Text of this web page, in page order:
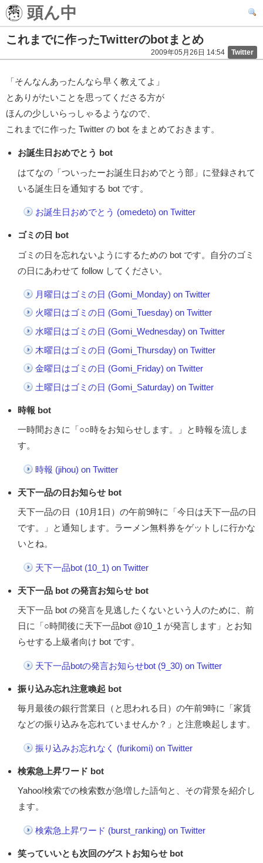
頭ん中
これまでに作ったTwitterのbotまとめ
2009年05月26日 14:54 Twitter
「そんなんあったんなら早く教えてよ」
とありがたいことを思ってくださる方が
ほんの少しいらっしゃるようなので、
これまでに作った Twitter の bot をまとめておきます。
お誕生日おめでとう bot
はてなの「ついったーお誕生日おめでとう部」に登録されて
いる誕生日を通知する bot です。
お誕生日おめでとう (omedeto) on Twitter
ゴミの日 bot
ゴミの日を忘れないようにするための bot です。自分のゴミ
の日にあわせて follow してください。
月曜日はゴミの日 (Gomi_Monday) on Twitter
火曜日はゴミの日 (Gomi_Tuesday) on Twitter
水曜日はゴミの日 (Gomi_Wednesday) on Twitter
木曜日はゴミの日 (Gomi_Thursday) on Twitter
金曜日はゴミの日 (Gomi_Friday) on Twitter
土曜日はゴミの日 (Gomi_Saturday) on Twitter
時報 bot
一時間おきに「○○時をお知らせします。」と時報を流しま
す。
時報 (jihou) on Twitter
天下一品の日お知らせ bot
天下一品の日（10月1日）の午前9時に「今日は天下一品の日
です。」と通知します。ラーメン無料券をゲットしに行かな
いとね。
天下一品bot (10_1) on Twitter
天下一品 bot の発言お知らせ bot
天下一品 bot の発言を見逃したくないという人のために、前
日に「○時間後に天下一品bot @10_1 が発言します」とお知
らせする上級者向け bot です。
天下一品botの発言お知らせbot (9_30) on Twitter
振り込み忘れ注意喚起 bot
毎月最後の銀行営業日（と思われる日）の午前9時に「家賃
などの振り込みを忘れていませんか？」と注意喚起します。
振り込みお忘れなく (furikomi) on Twitter
検索急上昇ワード bot
Yahoo!検索での検索数が急増した語句と、その背景を紹介し
ます。
検索急上昇ワード (burst_ranking) on Twitter
笑っていいとも次回のゲストお知らせ bot